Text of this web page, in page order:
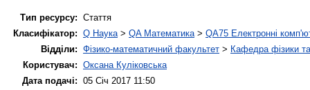
Тип ресурсу: Стаття
Класифікатор: Q Наука > QA Математика > QA75 Електронні
Відділи: Фізико-математичний факультет > Кафедра фізики
Користувач: Оксана Куліковська
Дата подачі: 05 Січ 2017 11:50